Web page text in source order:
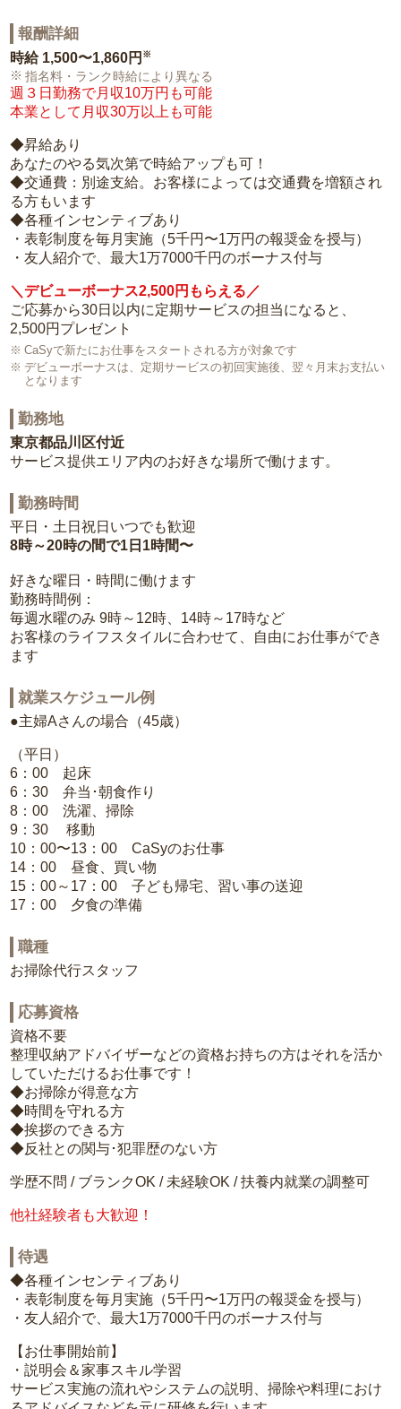
報酬詳細
時給 1,500〜1,860円 ※
指名料・ランク時給により異なる
週３日勤務で月収10万円も可能
本業として月収30万以上も可能
◆昇給あり
あなたのやる気次第で時給アップも可！
◆交通費：別途支給。お客様によっては交通費を増額され
る方もいます
◆各種インセンティブあり
・表彰制度を毎月実施（5千円〜1万円の報奨金を授与）
・友人紹介で、最大1万7000千円のボーナス付与
＼デビューボーナス2,500円もらえる／
ご応募から30日以内に定期サービスの担当になると、
2,500円プレゼント
CaSyで新たにお仕事をスタートされる方が対象です
デビューボーナスは、定期サービスの初回実施後、翌々月末お支払い
となります
勤務地
東京都品川区付近
サービス提供エリア内のお好きな場所で働けます。
勤務時間
平日・土日祝日いつでも歓迎
8時～20時の間で1日1時間〜
好きな曜日・時間に働けます
勤務時間例：
毎週水曜のみ 9時～12時、14時～17時など
お客様のライフスタイルに合わせて、自由にお仕事ができ
ます
就業スケジュール例
●主婦Aさんの場合（45歳）
（平日）
6：00 起床
6：30 弁当･朝食作り
8：00 洗濯、掃除
9：30 移動
10：00〜13：00 CaSyのお仕事
14：00 昼食、買い物
15：00～17：00 子ども帰宅、習い事の送迎
17：00 夕食の準備
職種
お掃除代行スタッフ
応募資格
資格不要
整理収納アドバイザーなどの資格お持ちの方はそれを活か
していただけるお仕事です！
◆お掃除が得意な方
◆時間を守れる方
◆挨拶のできる方
◆反社との関与･犯罪歴のない方
学歴不問 / ブランクOK / 未経験OK / 扶養内就業の調整可
他社経験者も大歓迎！
待遇
◆各種インセンティブあり
・表彰制度を毎月実施（5千円〜1万円の報奨金を授与）
・友人紹介で、最大1万7000千円のボーナス付与
【お仕事開始前】
・説明会＆家事スキル学習
サービス実施の流れやシステムの説明、掃除や料理におけ